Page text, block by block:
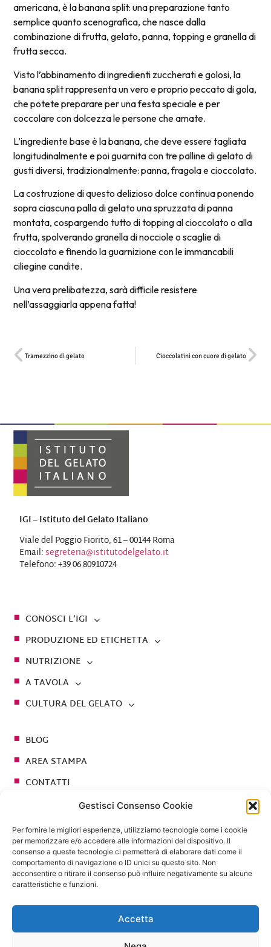
Gestisci Consenso Cookie
Per fornire le migliori esperienze, utilizziamo tecnologie come i cookie
per memorizzare e/o accedere alle informazioni del dispositivo. Il
consenso a queste tecnologie ci permetterà di elaborare dati come il
comportamento di navigazione o ID unici su questo sito. Non
acconsentire o ritirare il consenso può influire negativamente su alcune
caratteristiche e funzioni.
Accetta
americana, è la banana split: una preparazione tanto
semplice quanto scenografica, che nasce dalla
combinazione di frutta, gelato, panna, topping e granella di
frutta secca.
Visto l’abbinamento di ingredienti zuccherati e golosi, la
banana split rappresenta un vero e proprio peccato di gola,
che potete preparare per una festa speciale e per
coccolare con dolcezza le persone che amate.
L’ingrediente base è la banana, che deve essere tagliata
longitudinalmente e poi guarnita con tre palline di gelato di
gusti diversi, tradizionalmente: panna, fragola e cioccolato.
La costruzione di questo delizioso dolce continua ponendo
sopra ciascuna palla di gelato una spruzzata di panna
montata, cospargendo tutto di topping al cioccolato o alla
frutta, spolverando granella di nocciole o scaglie di
cioccolato e finendo la guarnizione con le immancabili
ciliegine candite.
Una vera prelibatezza, sarà difficile resistere
nell’assaggiarla appena fatta!
Tramezzino di gelato Cioccolatini con cuore di gelato
IGI – Istituto del Gelato Italiano
Viale del Poggio Fiorito, 61 – 00144 Roma
Email:segreteria@istitutodelgelato.it
Telefono: +39 06 80910724
CONOSCI L’IGI
PRODUZIONE ED ETICHETTA
NUTRIZIONE
A TAVOLA
CULTURA DEL GELATO
BLOG
AREA STAMPA
CONTATTI